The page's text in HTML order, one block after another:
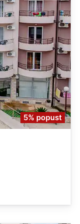
5% popust